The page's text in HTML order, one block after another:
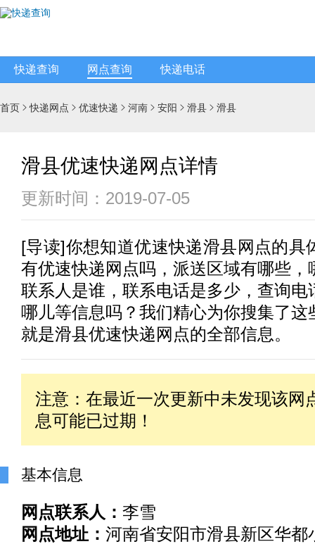
快递查询 网点查询 快递电话
首页 快递网点  优速快递  河南  安阳  滑县  滑县
滑县优速快递网点详情
更新时间：2019-07-05
[导读]你想知道优速快递滑县网点的具
有优速快递 网点吗，派送区域有哪些
联系人是谁，联系电话是多少，查询电
哪儿等信息吗？我们精心为你搜集了这
就是滑县优速快递网点的全部信息。
注意：在最近一次更新中未发现该网
息可能已过期！
基本信息
网点联系人： 李雪
网点地址： 河南省安阳市滑县新区华都